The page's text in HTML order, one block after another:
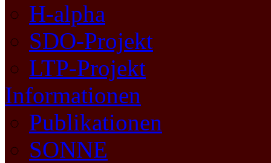
H-alpha
SDO-Projekt
LTP-Projekt
Informationen
Publikationen
SONNE